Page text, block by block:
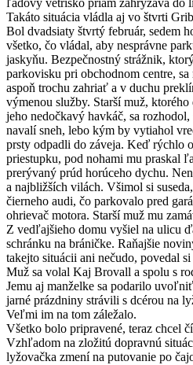
Takáto situácia vládla aj vo štvrti
Bol dvadsiaty štvrtý február, sedem
všetko, čo vládal, aby nesprávne
jaskyňu. Bezpečnostný strážnik,
parkovisku pri obchodnom centre,
aspoň trochu zahriať a v duchu
výmenou služby. Starší muž,
jeho nedočkavý havkáč, sa
navalí sneh, lebo kým by vytiahol
prsty odpadli do záveja. Keď rýchlo
priestupku, pod nohami mu praskal
prerývaný prúd horúceho dychu.
a najbližších vilách. Všimol si
čierneho audi, čo parkovalo pred
ohrievač motora. Starší muž mu
Z vedľajšieho domu vyšiel na ulicu
schránku na bráničke. Raňajšie
takejto situácii ani nečudo, povedal
Muž sa volal Kaj Brovall a spolu s
Jemu aj manželke sa podarilo
jarné prázdniny strávili s dcérou na
Veľmi im na tom záležalo.
Všetko bolo pripravené, teraz chcel
Vzhľadom na zložitú dopravnú
lyžovačka zmení na putovanie po